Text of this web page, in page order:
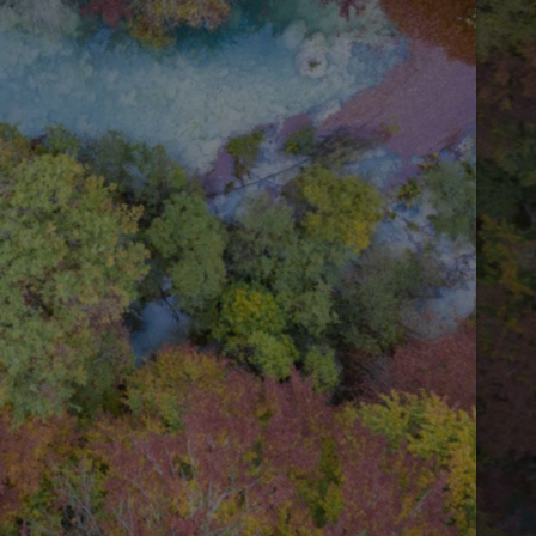
de los
cookie de tipo
serie corta de
referencia para el
de análisis
a los
de los
cookie de tipo
serie corta de
referencia para el
de la página
la